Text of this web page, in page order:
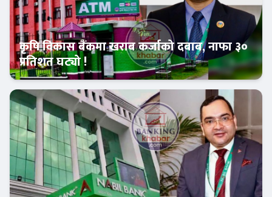
Banner News
कृषि विकास बैंकमा खराब कर्जाको दबाब, नाफा ३०
प्रतिशत घट्यो !